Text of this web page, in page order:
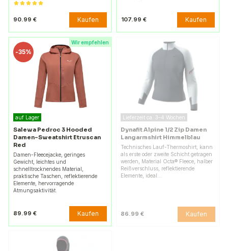
90.99 € Kaufen 107.99 € Kaufen
Wir empfehlen
-35%
auf Lager
Salewa Pedroc 3 Hooded
Damen-Sweatshirt Etruscan
Red
Damen-Fleecejacke, geringes
Gewicht, leichtes und
schnelltrocknendes Material,
praktische Taschen, reflektierende
Elemente, hervorragende
Atmungsaktivität.
89.99 € Kaufen
Lieferzeit ca. 3–4 Wochen
Dynafit Alpine 1/2 Zip Damen
Langarmshirt Himmelblau
Technisches Lauf-Thermoshirt, kann
als erste oder zweite Schicht getragen
werden, Material Octa® Fleece, halber
Reißverschluss, reflektierende
Elemente, ideal…
86.99 € Kaufen